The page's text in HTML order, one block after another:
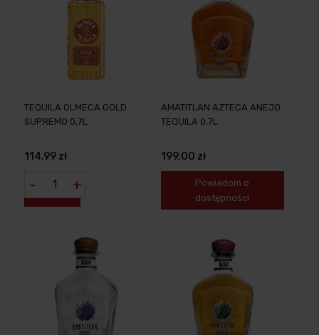
TEQUILA OLMECA GOLD
SUPREMO 0,7L
114,99 zł
- +
AMATITLAN AZTECA ANEJO
TEQUILA 0,7L
199,00 zł
Powiadom o
dostępności